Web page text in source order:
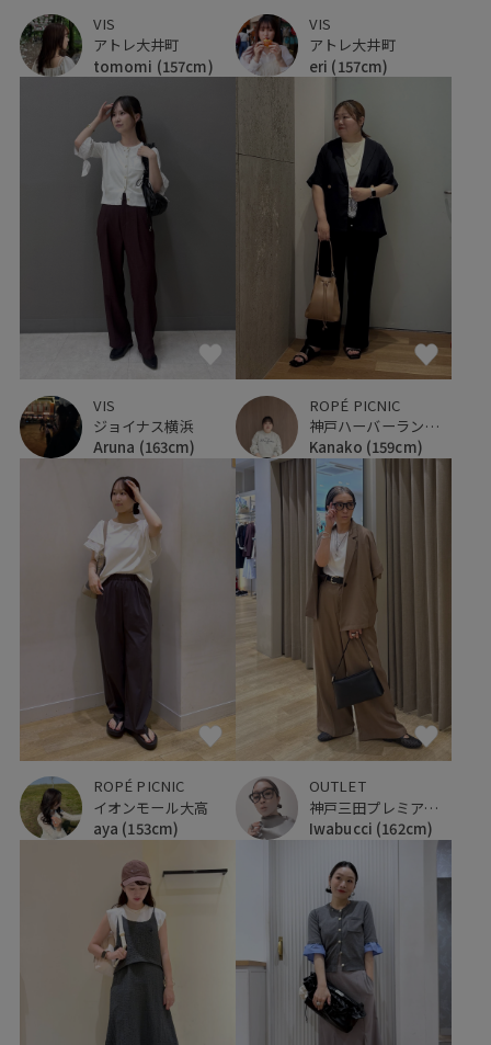
VIS
アトレ大井町
tomomi (157cm)
VIS
アトレ大井町
eri (157cm)
VIS
ジョイナス横浜
Aruna (163cm)
ROPÉ PICNIC
神戸ハーバーランドumie
Kanako (159cm)
ROPÉ PICNIC
イオンモール大高
aya (153cm)
OUTLET
神戸三田プレミアム・アウトレット
Iwabucci (162cm)